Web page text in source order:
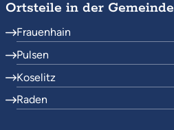
Ortsteile in der Gemeinde
Frauenhain
Pulsen
Koselitz
Raden